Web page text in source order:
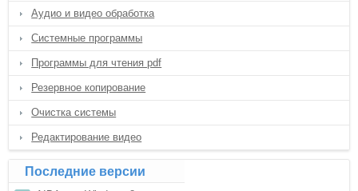
Аудио и видео обработка
Системные программы
Программы для чтения pdf
Резервное копирование
Очистка системы
Редактирование видео
Последние версии